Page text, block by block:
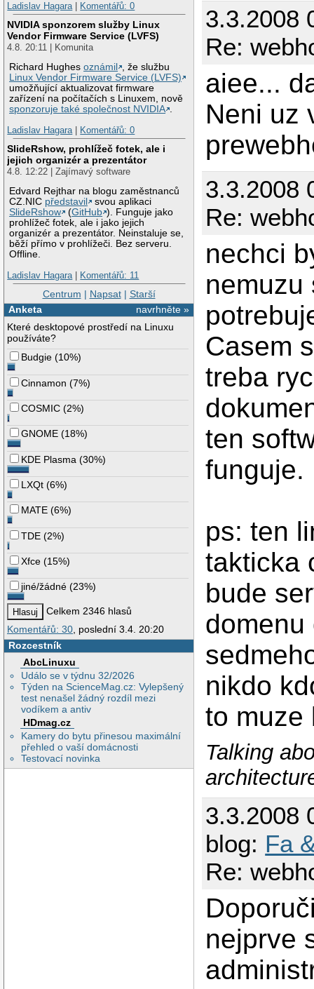
Ladislav Hagara| Komentářů: 0
NVIDIA sponzorem služby Linux
Vendor Firmware Service (LVFS)
4.8. 20:11 | Komunita
Richard Hughesoznámil
, že službu
Linux Vendor Firmware Service (LVFS)
umožňující aktualizovat firmware
zařízení na počítačích s Linuxem, nově
sponzoruje také společnost NVIDIA .
Ladislav Hagara| Komentářů: 0
SlideRshow, prohlížeč fotek, ale i
jejich organizér a prezentátor
4.8. 12:22 | Zajímavý software
Edvard Rejthar na blogu zaměstnanců
CZ.NIC představil
svou aplikaci
SlideRshow
(GitHub ). Funguje jako
prohlížeč fotek, ale i jako jejich
organizér a prezentátor. Neinstaluje se,
běží přímo v prohlížeči. Bez serveru.
Offline.
Ladislav Hagara| Komentářů: 11
Centrum | Napsat| Starší
navrhněte »
Anketa
Které desktopové prostředí na Linuxu
používáte?
Budgie (10%)
Cinnamon (7%)
COSMIC (2%)
GNOME (18%)
KDE Plasma (30%)
LXQt (6%)
MATE (6%)
TDE (2%)
Xfce (15%)
jiné/žádné (23%)
Celkem 2346 hlasů
Komentářů: 30 , poslední 3.4. 20:20
Rozcestník
AbcLinuxu
Událo se v týdnu 32/2026
Týden na ScienceMag.cz: Vylepšený
test nenašel žádný rozdíl mezi
vodíkem a antiv
HDmag.cz
Kamery do bytu přinesou maximální
přehled o vaší domácnosti
Testovací novinka
3.3.2008
Re:
aiee...
Neni uz
3.3.2008
Re:
nechci
nemuzu
Casem
treba
ten
funguje.
ps: ten
takticka
bude
domenu
nikdo
to muze
Talking
3.3.2008
blog: Fa
Re:
nejprve